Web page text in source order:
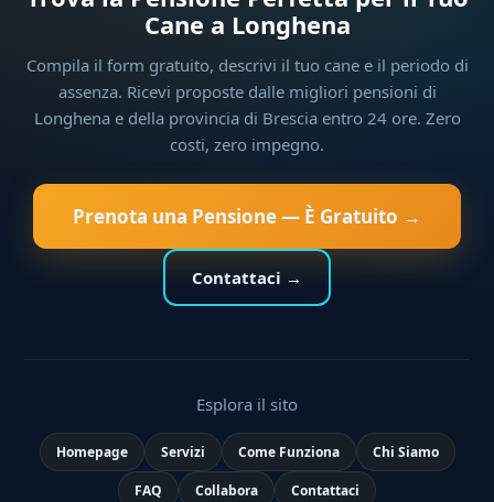
Cane a Longhena
Compila il form gratuito, descrivi il tuo cane e il periodo di
assenza. Ricevi proposte dalle migliori pensioni di
Longhena e della provincia di Brescia entro 24 ore. Zero
costi, zero impegno.
Prenota una Pensione — È Gratuito →
Contattaci →
Esplora il sito
Homepage Servizi Come Funziona Chi Siamo
FAQ Collabora Contattaci